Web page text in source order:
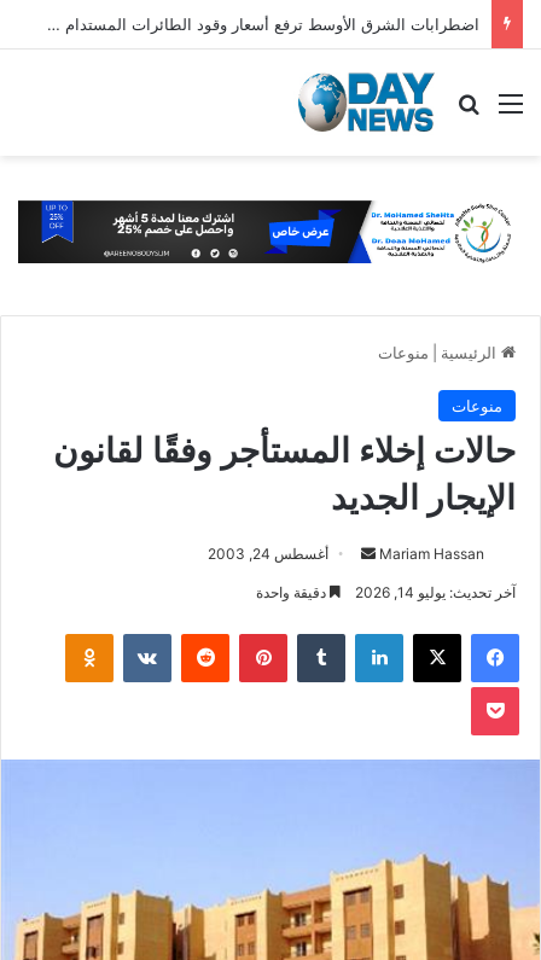
اضطرابات الشرق الأوسط ترفع أسعار وقود الطائرات المستدام عالميًا
القائمة بحث عن
الرئيسية منوعات
منوعات
حالات إخلاء المستأجر وفقًا لقانون
الإيجار الجديد
Mariam Hassan
أرسل
بريدا
أغسطس 24, 2003
آخر تحديث: يوليو 14, 2026 دقيقة واحدة
فيسبوك ‫X لينكدإن بينتيريست
‫Pocket